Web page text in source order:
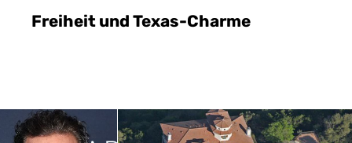
Freiheit und Texas-Charme